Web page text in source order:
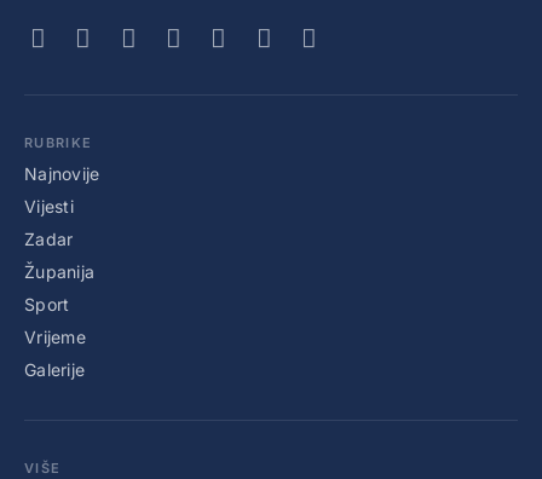
RUBRIKE
Najnovije
Vijesti
Zadar
Županija
Sport
Vrijeme
Galerije
VIŠE